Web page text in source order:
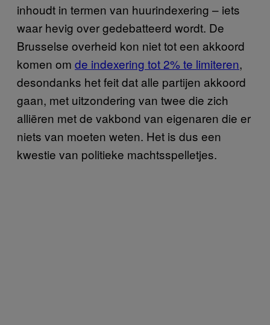
inhoudt in termen van huurindexering – iets
waar hevig over gedebatteerd wordt. De
Brusselse overheid kon niet tot een akkoord
komen om de indexering tot 2% te limiteren,
desondanks het feit dat alle partijen akkoord
gaan, met uitzondering van twee die zich
alliëren met de vakbond van eigenaren die er
niets van moeten weten. Het is dus een
kwestie van politieke machtsspelletjes.